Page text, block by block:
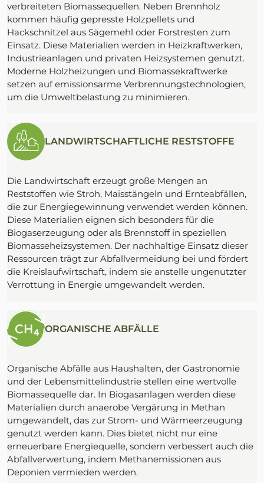
verbreiteten Biomassequellen. Neben Brennholz
kommen häufig gepresste Holzpellets und
Hackschnitzel aus Sägemehl oder Forstresten zum
Einsatz. Diese Materialien werden in Heizkraftwerken,
Industrieanlagen und privaten Heizsystemen genutzt.
Moderne Holzheizungen und Biomassekraftwerke
setzen auf emissionsarme Verbrennungstechnologien,
um die Umweltbelastung zu minimieren.
LANDWIRTSCHAFTLICHE RESTSTOFFE
Die Landwirtschaft erzeugt große Mengen an
Reststoffen wie Stroh, Maisstängeln und Ernteabfällen,
die zur Energiegewinnung verwendet werden können.
Diese Materialien eignen sich besonders für die
Biogaserzeugung oder als Brennstoff in speziellen
Biomasseheizsystemen. Der nachhaltige Einsatz dieser
Ressourcen trägt zur Abfallvermeidung bei und fördert
die Kreislaufwirtschaft, indem sie anstelle ungenutzter
Verrottung in Energie umgewandelt werden.
ORGANISCHE ABFÄLLE
Organische Abfälle aus Haushalten, der Gastronomie
und der Lebensmittelindustrie stellen eine wertvolle
Biomassequelle dar. In Biogasanlagen werden diese
Materialien durch anaerobe Vergärung in Methan
umgewandelt, das zur Strom- und Wärmeerzeugung
genutzt werden kann. Dies bietet nicht nur eine
erneuerbare Energiequelle, sondern verbessert auch die
Abfallverwertung, indem Methanemissionen aus
Deponien vermieden werden.